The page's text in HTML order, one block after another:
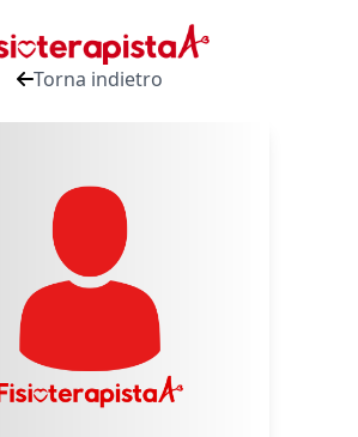
Torna indietro